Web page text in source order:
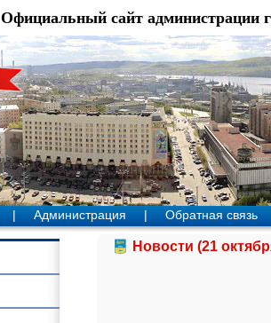
Официальный сайт администрации
| Администрация | Обратная связь
Новости (21